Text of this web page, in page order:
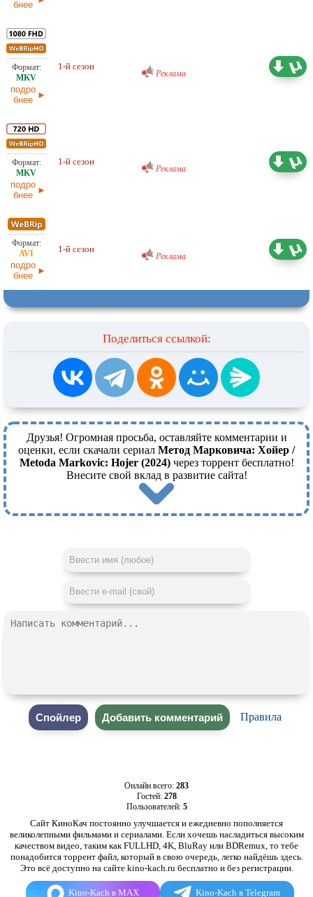
бнее
подро
бнее
1-й сезон
Реклама
подро
бнее
1-й сезон
Реклама
подро
бнее
1-й сезон
Реклама
Поделиться ссылкой:
Друзья! Огромная просьба, оставляйте комментарии и
оценки, если скачали сериал Метод Марковича: Хойер /
Metoda Markovic: Hojer (2024)через торрент бесплатно!
Внесите свой вклад в развитие сайта!
Правила
Онлайн всего: 283
Гостей: 278
Пользователей: 5
Сайт КиноКач постоянно улучшается и ежедневно пополняется
великолепными фильмами и сериалами. Если хочешь насладиться высоким
качеством видео, таким как FULLHD, 4K, BluRay или BDRemux, то тебе
понадобится торрент файл, который в свою очередь, легко найдёшь здесь.
Это всё доступно на сайте kino-kach.ru бесплатно и без регистрации.
Kino-Kach в MAX Kino-Kach в Telegram